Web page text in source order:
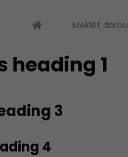
Meklēt darbu
heading 1
3
4